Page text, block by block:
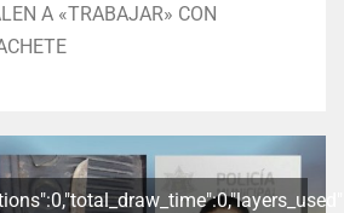
A «TRABAJAR» CON